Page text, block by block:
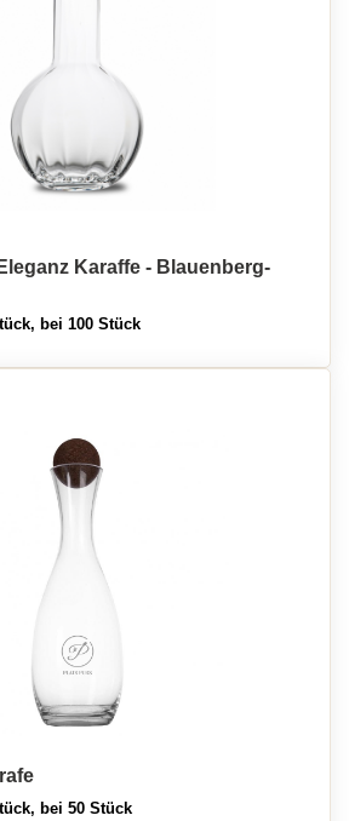
Karaffe - Blauenberg-
bei 100 Stück
bei 50 Stück